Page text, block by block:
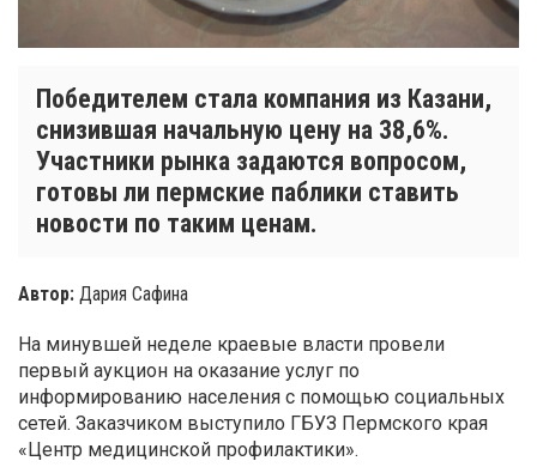
Победителем стала компания из Казани,
снизившая начальную цену на 38,6%.
Участники рынка задаются вопросом,
готовы ли пермские паблики ставить
новости по таким ценам.
Автор: Дария Сафина
На минувшей неделе краевые власти провели
первый аукцион на оказание услуг по
информированию населения с помощью социальных
сетей. Заказчиком выступило ГБУЗ Пермского края
«Центр медицинской профилактики».